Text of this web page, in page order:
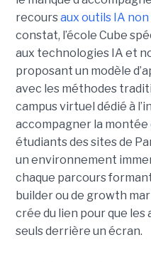
recoursaux outils IA
constat, l’école Cube
aux technologies IA et
proposant un modèle
avec les méthodes
campus virtuel dédié à
accompagner la
étudiants des sites de
un environnement
chaque parcours
builder ou de growth
crée du lien pour que
seuls derrière un écran.